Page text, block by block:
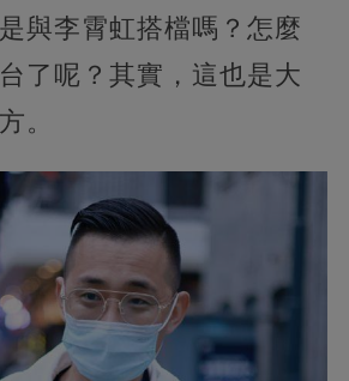
與李霄虹搭檔嗎？怎麼
了呢？其實，這也是大
。